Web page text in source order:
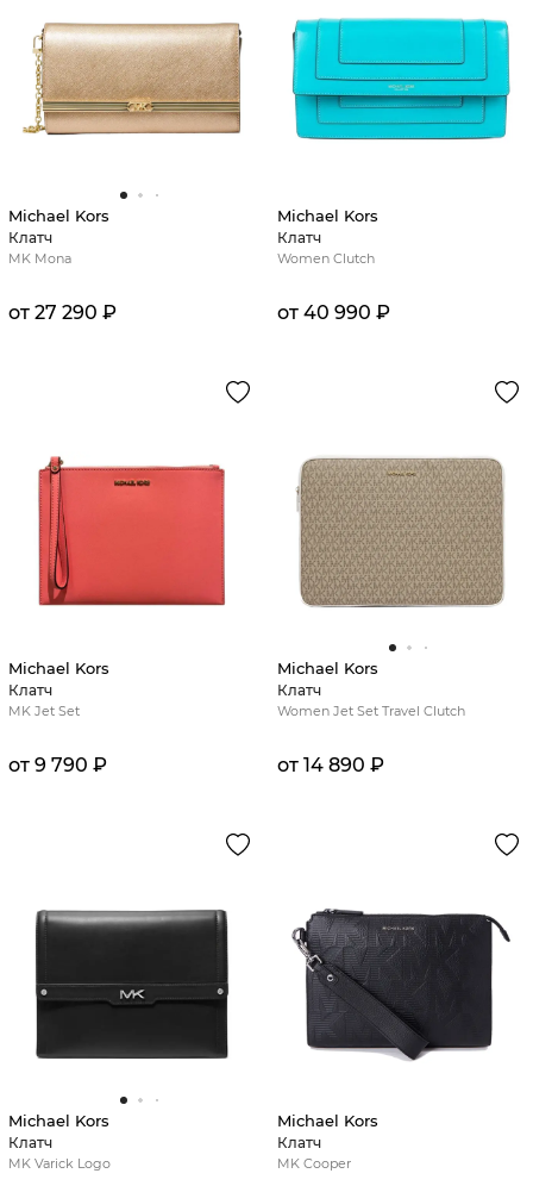
Michael Kors
Клатч
MK Mona
от 27 290 ₽
Michael Kors
Клатч
Women Clutch
от 40 990 ₽
Michael Kors
Клатч
MK Jet Set
от 9 790 ₽
Michael Kors
Клатч
Women Jet Set Travel Clutch
от 14 890 ₽
Michael Kors
Клатч
MK Varick Logo
Michael Kors
Клатч
MK Cooper